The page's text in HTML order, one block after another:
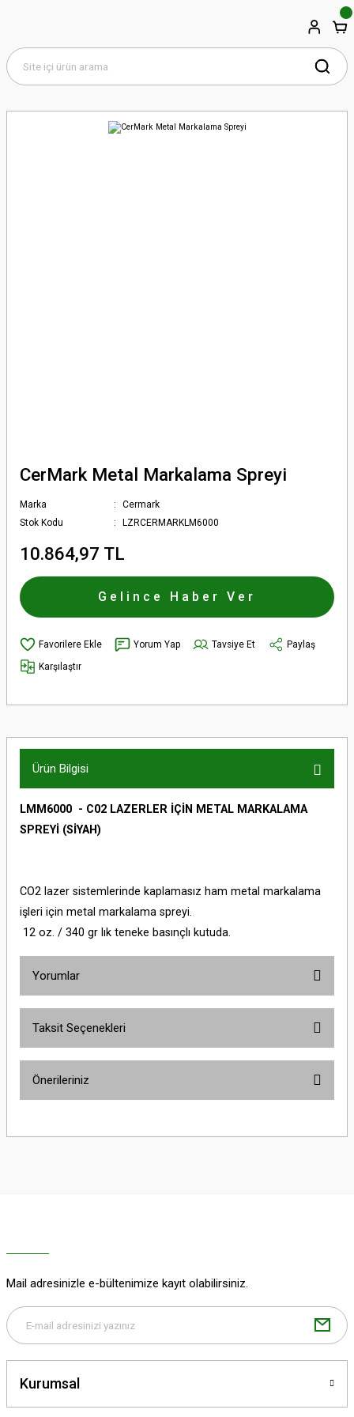
CerMark Metal Markalama Spreyi
Marka
Cermark
Stok Kodu
LZRCERMARKLM6000
10.864,97 TL
Gelince Haber Ver
Yorum Yap Tavsiye Et
Paylaş
Karşılaştır
Ürün Bilgisi
LMM6000 - C02 LAZERLER İÇİN METAL MARKALAMA
SPREYİ (SİYAH)
CO2 lazer sistemlerinde kaplamasız ham metal markalama
işleri için metal markalama spreyi.
12 oz. / 340 gr lık teneke basınçlı kutuda.
Yorumlar
Taksit Seçenekleri
Önerileriniz
yetersiz gördüğünüz noktaları öneri formunu kullanarak tarafımıza
Bu ürüne benzer farklı alternatifler olmalı.
Mail adresinizle e-bültenimize kayıt olabilirsiniz.
Kurumsal